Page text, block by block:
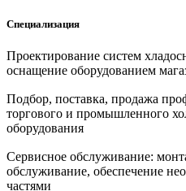
Специализация
Проектирование систем
оснащение оборудованием
Подбор, поставка, продажа
торгового и промышленного
оборудования
Сервисное обслуживание:
обслуживание, обеспечение
частями